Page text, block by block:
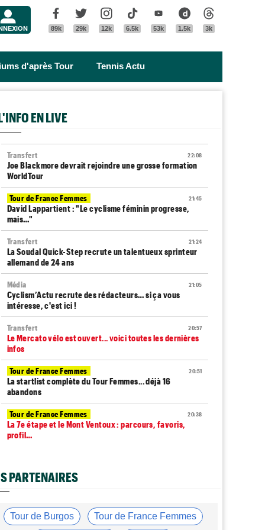
Facebook
89k
Twitter
29k
Instagram
12k
Tik Tok
6.5k
Youtube
53k
Dailymotion
1.5k 3k
d'après Tour Tennis Actu
EN LIVE
22:08
Transfert
Joe Blackmore devrait rejoindre une grosse formation
WorldTour
21:45
Tour de France Femmes
David Lappartient : "Le cyclisme féminin progresse,
mais…"
21:24
Transfert
La Soudal Quick-Step recrute un talentueux sprinteur
allemand de 24 ans
21:05
Média
Cyclism’Actu recrute des rédacteurs… si ça vous
intéresse, c'est ici !
20:57
Transfert
Le Mercato vélo est ouvert... voici toutes les dernières
infos
20:51
Tour de France Femmes
La startlist complète du Tour Femmes... déjà 16
abandons
20:38
Tour de France Femmes
La 7e étape et le Mont Ventoux : parcours, favoris,
profil…
Tour de Pologne
longtemps"
PARTENAIRES
Tour de Burgos Tour de France Femmes